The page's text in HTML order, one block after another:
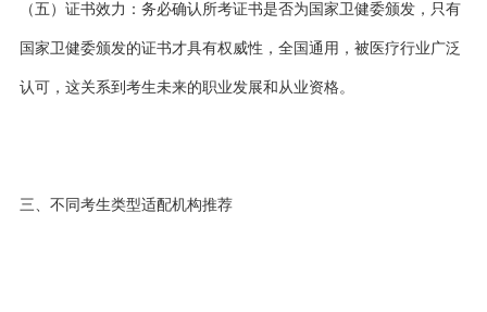
（五 ）证书效力：务必确认所考证书是否为国家卫健委颁发，只有
国家卫健委颁发的证书才具有权威性，全国通用，被医疗行业广泛
认可，这关系到考生未来的职业发展和从业资格。
三、 不同考生类型适配机构推荐